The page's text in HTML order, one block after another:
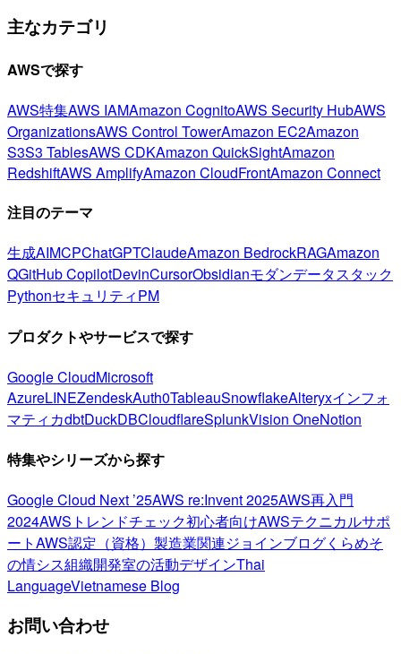
主なカテゴリ
AWSで探す
AWS特集AWS IAMAmazon CognitoAWS Security HubAWS
OrganizationsAWS Control TowerAmazon EC2Amazon
S3S3 TablesAWS CDKAmazon QuickSightAmazon
RedshiftAWS AmplifyAmazon CloudFrontAmazon Connect
注目のテーマ
生成AIMCPChatGPTClaudeAmazon BedrockRAGAmazon
QGitHub CopilotDevinCursorObsidianモダンデータスタック
PythonセキュリティPM
プロダクトやサービスで探す
Google CloudMicrosoft
AzureLINEZendeskAuth0TableauSnowflakeAlteryxインフォ
マティカdbtDuckDBCloudflareSplunkVision OneNotion
特集やシリーズから探す
Google Cloud Next ’25AWS re:Invent 2025AWS再入門
2024AWSトレンドチェック初心者向けAWSテクニカルサポ
ートAWS認定（資格） 製造業関連ジョインブログくらめそ
の情シス組織開発室の活動デザインThai
LanguageVietnamese Blog
お問い合わせ